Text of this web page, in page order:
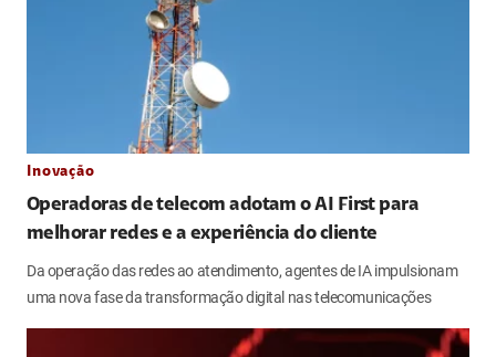
Inovação
Operadoras de telecom adotam o AI First para
melhorar redes e a experiência do cliente
Da operação das redes ao atendimento, agentes de IA impulsionam
uma nova fase da transformação digital nas telecomunicações